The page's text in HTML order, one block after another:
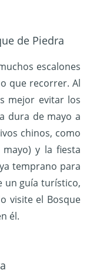
de Piedra
escalones
que recorrer. Al
mejor evitar los
dura de mayo a
chinos, como
y la fiesta
temprano para
un guía turístico,
visite el Bosque
él.